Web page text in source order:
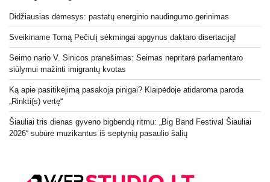
Didžiausias dėmesys: pastatų energinio naudingumo gerinimas
Sveikiname Tomą Pečiulį sėkmingai apgynus daktaro disertaciją!
Seimo nario V. Sinicos pranešimas: Seimas nepritarė parlamentaro
siūlymui mažinti imigrantų kvotas
Ką apie pasitikėjimą pasakoja pinigai? Klaipėdoje atidaroma paroda
„Rinkti(s) vertę“
Šiauliai tris dienas gyveno bigbendų ritmu: „Big Band Festival Šiauliai
2026“ subūrė muzikantus iš septynių pasaulio šalių